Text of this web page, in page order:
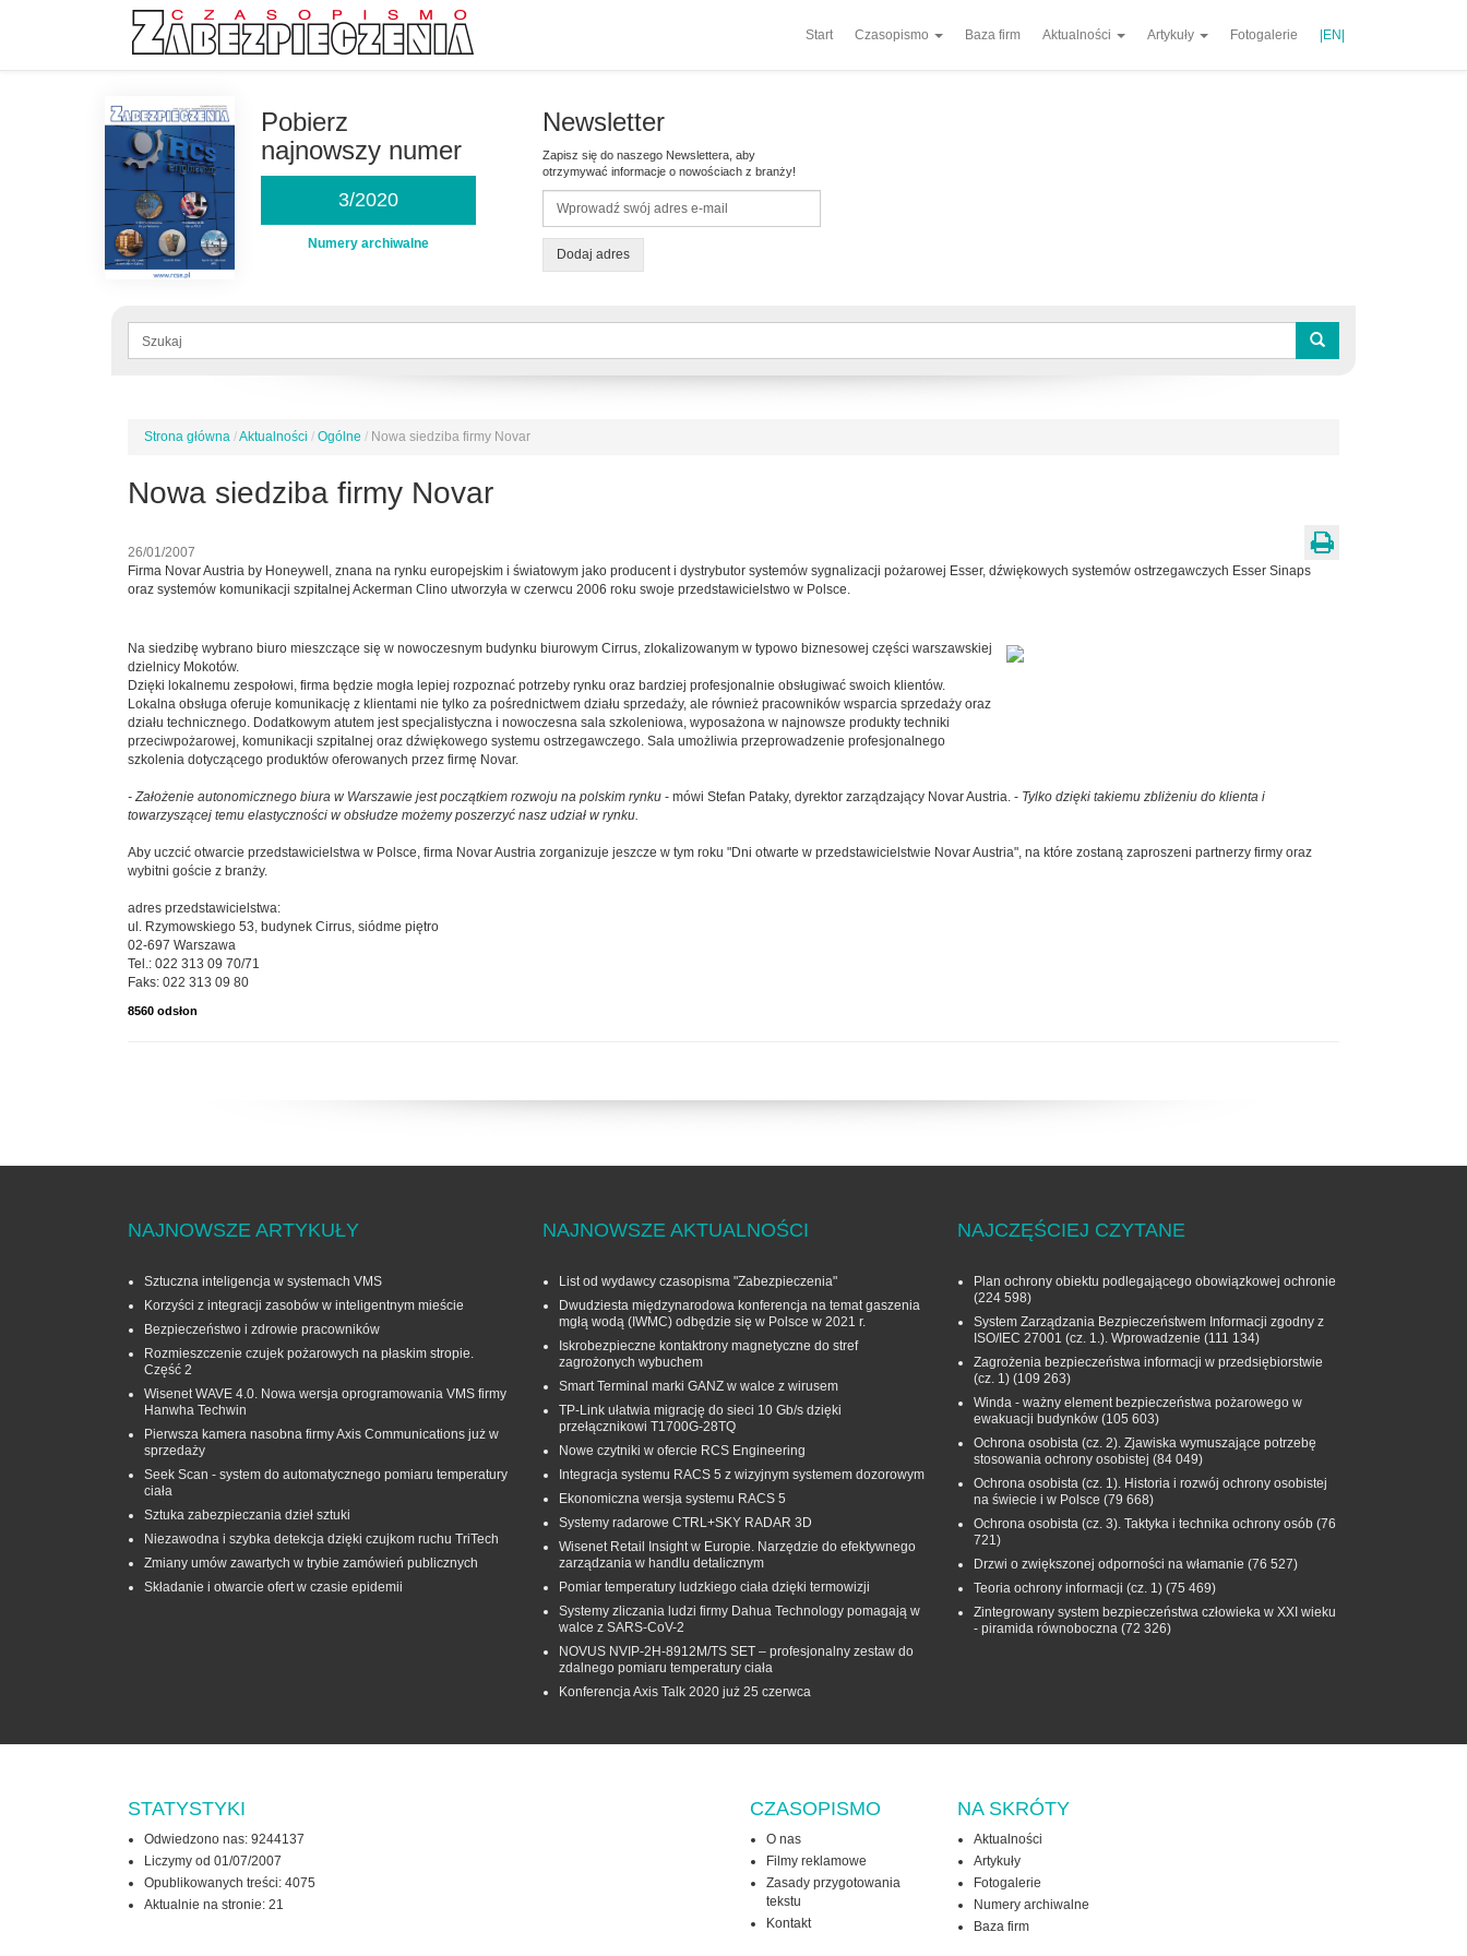
Start Czasopismo Baza firm Aktualności Artykuły Fotogalerie |EN|
Pobierz
najnowszy numer
3/2020
Numery archiwalne
Newsletter
Zapisz się do naszego Newslettera, aby
otrzymywać informacje o nowościach z branży!
Dodaj adres
Formularz
Jesteś
Strona główna /Aktualności / Ogólne / Nowa siedziba firmy Novar
Nowa siedziba firmy Novar
26/01/2007
Firma Novar Austria by Honeywell, znana na rynku europejskim i światowym jako producent i dystrybutor systemów sygnalizacji pożarowej Esser, dźwiękowych systemów ostrzegawczych Esser Sinaps
oraz systemów komunikacji szpitalnej Ackerman Clino utworzyła w czerwcu 2006 roku swoje przedstawicielstwo w Polsce.
Na siedzibę wybrano biuro mieszczące się w nowoczesnym budynku biurowym Cirrus, zlokalizowanym w typowo biznesowej części warszawskiej
dzielnicy Mokotów.
Dzięki lokalnemu zespołowi, firma będzie mogła lepiej rozpoznać potrzeby rynku oraz bardziej profesjonalnie obsługiwać swoich klientów.
Lokalna obsługa oferuje komunikację z klientami nie tylko za pośrednictwem działu sprzedaży, ale również pracowników wsparcia sprzedaży oraz
działu technicznego. Dodatkowym atutem jest specjalistyczna i nowoczesna sala szkoleniowa, wyposażona w najnowsze produkty techniki
przeciwpożarowej, komunikacji szpitalnej oraz dźwiękowego systemu ostrzegawczego. Sala umożliwia przeprowadzenie profesjonalnego
szkolenia dotyczącego produktów oferowanych przez firmę Novar.
- Założenie autonomicznego biura w Warszawie jest początkiem rozwoju na polskim rynku - mówi Stefan Pataky, dyrektor zarządzający Novar Austria. - Tylko dzięki takiemu zbliżeniu do klienta i
towarzyszącej temu elastyczności w obsłudze możemy poszerzyć nasz udział w rynku.
Aby uczcić otwarcie przedstawicielstwa w Polsce, firma Novar Austria zorganizuje jeszcze w tym roku "Dni otwarte w przedstawicielstwie Novar Austria", na które zostaną zaproszeni partnerzy firmy oraz
wybitni goście z branży.
adres przedstawicielstwa:
ul. Rzymowskiego 53, budynek Cirrus, siódme piętro
02-697 Warszawa
Tel.: 022 313 09 70/71
Faks: 022 313 09 80
8560 odsłon
NAJNOWSZE ARTYKUŁY
Sztuczna inteligencja w systemach VMS
Korzyści z integracji zasobów w inteligentnym mieście
Bezpieczeństwo i zdrowie pracowników
Rozmieszczenie czujek pożarowych na płaskim stropie.
Część 2
Wisenet WAVE 4.0. Nowa wersja oprogramowania VMS firmy
Hanwha Techwin
Pierwsza kamera nasobna firmy Axis Communications już w
sprzedaży
Seek Scan - system do automatycznego pomiaru temperatury
ciała
Sztuka zabezpieczania dzieł sztuki
Niezawodna i szybka detekcja dzięki czujkom ruchu TriTech
Zmiany umów zawartych w trybie zamówień publicznych
Składanie i otwarcie ofert w czasie epidemii
NAJNOWSZE AKTUALNOŚCI
List od wydawcy czasopisma "Zabezpieczenia"
Dwudziesta międzynarodowa konferencja na temat gaszenia
mgłą wodą (IWMC) odbędzie się w Polsce w 2021 r.
Iskrobezpieczne kontaktrony magnetyczne do stref
zagrożonych wybuchem
Smart Terminal marki GANZ w walce z wirusem
TP-Link ułatwia migrację do sieci 10 Gb/s dzięki
przełącznikowi T1700G‑28TQ
Nowe czytniki w ofercie RCS Engineering
Integracja systemu RACS 5 z wizyjnym systemem dozorowym
Ekonomiczna wersja systemu RACS 5
Systemy radarowe CTRL+SKY RADAR 3D
Wisenet Retail Insight w Europie. Narzędzie do efektywnego
zarządzania w handlu detalicznym
Pomiar temperatury ludzkiego ciała dzięki termowizji
Systemy zliczania ludzi firmy Dahua Technology pomagają w
walce z SARS-CoV-2
NOVUS NVIP-2H-8912M/TS SET – profesjonalny zestaw do
zdalnego pomiaru temperatury ciała
Konferencja Axis Talk 2020 już 25 czerwca
NAJCZĘŚCIEJ CZYTANE
Plan ochrony obiektu podlegającego obowiązkowej ochronie
(224 598)
System Zarządzania Bezpieczeństwem Informacji zgodny z
ISO/IEC 27001 (cz. 1.). Wprowadzenie (111 134)
Zagrożenia bezpieczeństwa informacji w przedsiębiorstwie
(cz. 1) (109 263)
Winda - ważny element bezpieczeństwa pożarowego w
ewakuacji budynków (105 603)
Ochrona osobista (cz. 2). Zjawiska wymuszające potrzebę
stosowania ochrony osobistej (84 049)
Ochrona osobista (cz. 1). Historia i rozwój ochrony osobistej
na świecie i w Polsce (79 668)
Ochrona osobista (cz. 3). Taktyka i technika ochrony osób (76
721)
Drzwi o zwiększonej odporności na włamanie (76 527)
Teoria ochrony informacji (cz. 1) (75 469)
Zintegrowany system bezpieczeństwa człowieka w XXI wieku
- piramida równoboczna (72 326)
STATYSTYKI
Odwiedzono nas: 9244137
Liczymy od 01/07/2007
Opublikowanych treści: 4075
Aktualnie na stronie: 21
CZASOPISMO
O nas
Filmy reklamowe
Zasady przygotowania
tekstu
Kontakt
NA SKRÓTY
Aktualności
Artykuły
Fotogalerie
Numery archiwalne
Baza firm